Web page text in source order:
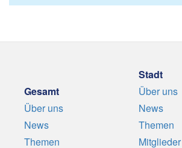
Gesamt
Über uns
News
Themen
Stadt
Über uns
News
Themen
Mitglieder